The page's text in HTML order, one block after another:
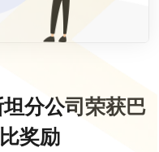
分公司荣获巴
奖励